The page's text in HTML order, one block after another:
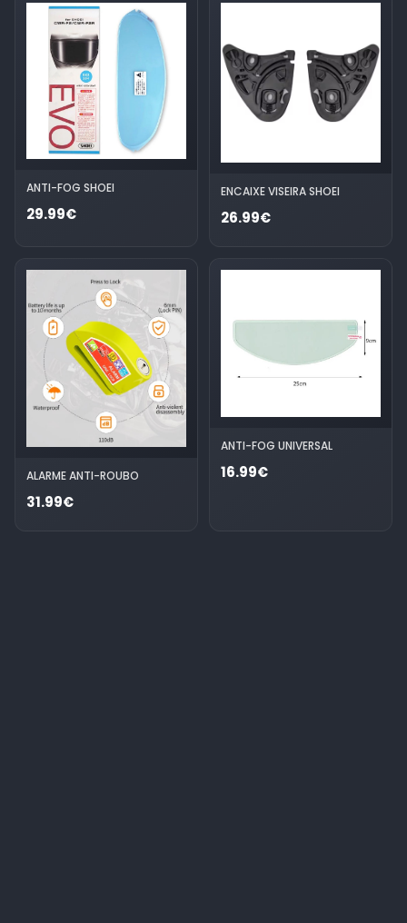
ANTI-FOG SHOEI
29.99€
ENCAIXE VISEIRA SHOEI
26.99€
ALARME ANTI-ROUBO
31.99€
ANTI-FOG UNIVERSAL
16.99€